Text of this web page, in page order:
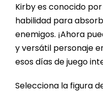
Kirby es conocido
habilidad para
enemigos. ¡Ahora
y versátil personaje
esos días de juego
Selecciona la figura